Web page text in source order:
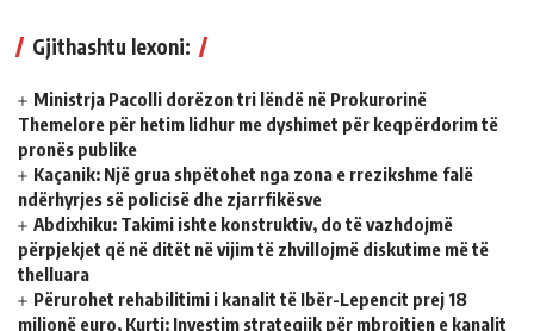
Gjithashtu lexoni:
Ministrja Pacolli dorëzon tri lëndë në Prokurorinë
Themelore për hetim lidhur me dyshimet për keqpërdorim të
pronës publike
Kaçanik: Një grua shpëtohet nga zona e rrezikshme falë
ndërhyrjes së policisë dhe zjarrfikësve
Abdixhiku: Takimi ishte konstruktiv, do të vazhdojmë
përpjekjet që në ditët në vijim të zhvillojmë diskutime më të
thelluara
Përurohet rehabilitimi i kanalit të Ibër-Lepencit prej 18
milionë euro, Kurti: Investim strategjik për mbrojtjen e kanalit